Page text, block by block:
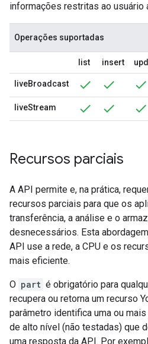
informações restritas ao usuário
Operações suportadas
list insert
liveBroadcast
liveStream
Recursos parciais
A API permite e, na prática,
recursos parciais para que os
transferência, a análise e o
desnecessários. Esta
API use a rede, a CPU e os
mais eficiente.
O part é obrigatório para
recupera ou retorna um recurso
parâmetro identifica uma ou
de alto nível (não testadas) que
uma resposta da API. Por